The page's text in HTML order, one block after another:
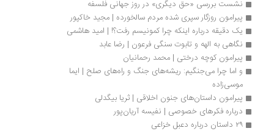
نشست بررسی «حق دیگری» در روز جهانی فلسفه
پیرامون روزگار سپری شده مردم سالخورده | مجید خاکپور
یک دقیقه درباره اینکه چرا کمونیسم رفت؟! | امید هاشمی
نگاهی به الهه و تابوت سنگی فرعون | رضا عابد
پیرامون کوچه درختی | محمد رحمانیان
و اما چرا می‌جنگیم: ریشه‌های جنگ و راه‌های صلح | ایما
موسی‌زاده
پیرامون داستان‌های جنون اخلاقی | ثریا بیگدلی
درباره فکرهای خصوصی | نفیسه آریان‌پور